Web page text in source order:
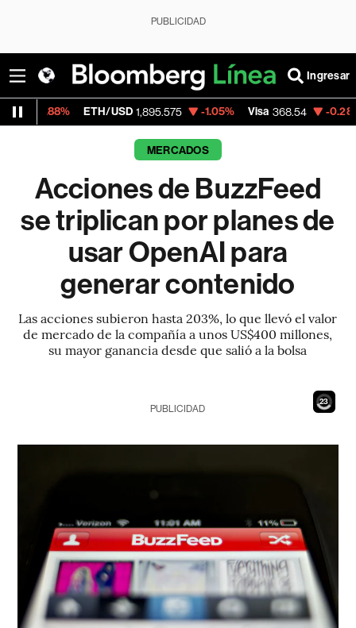
PUBLICIDAD
Ingresar
ETH/USD 1,895.575 -1.05% Visa 368.54 -0.28%
MERCADOS
Acciones de BuzzFeed
se triplican por planes de
usar OpenAI para
generar contenido
Las acciones subieron hasta 203%, lo que llevó el valor
de mercado de la compañía a unos US$400 millones,
su mayor ganancia desde que salió a la bolsa
21
PUBLICIDAD